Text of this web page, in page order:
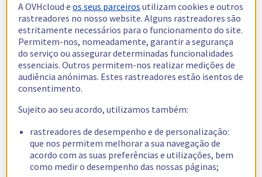
A OVHcloud eos seus parceiros utilizam cookies e outros
rastreadores no nosso website. Alguns rastreadores são
estritamente necessários para o funcionamento do site.
Permitem-nos, nomeadamente, garantir a segurança
do serviço ou assegurar determinadas funcionalidades
essenciais. Outros permitem-nos realizar medições de
audiência anónimas. Estes rastreadores estão isentos de
consentimento.
Sujeito ao seu acordo, utilizamos também:
rastreadores de desempenho e de personalização:
que nos permitem melhorar a sua navegação de
acordo com as suas preferências e utilizações, bem
como medir o desempenho das nossas páginas;